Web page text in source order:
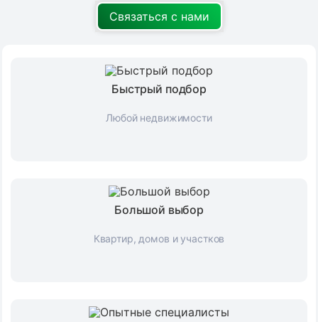
Связаться с нами
Быстрый подбор
Любой недвижимости
Большой выбор
Квартир, домов и участков